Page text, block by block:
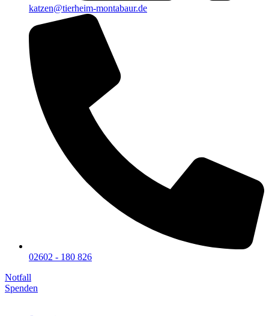
katzen@tierheim-montabaur.de
02602 - 180 826
Notfall
Spenden